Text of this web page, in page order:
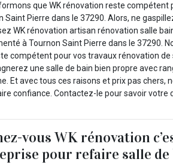
que WK rénovation reste compétent
Saint Pierre dans le 37290. Alors, ne
WK rénovation artisan rénovation salle
à Tournon Saint Pierre dans le 37290.
compétent pour vos travaux rénovation de
une salle de bain bien propre avec
Et avec tous ces raisons et prix pas chers,
confiance. Contactez-le pour savoir votre
vous WK rénovation
pour refaire salle de